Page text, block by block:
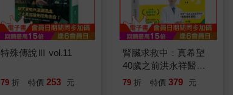
特殊傳說Ⅲ vol.11
79 折 特價 253 元
腎臟求救中：真希望
40歲之前洪永祥醫師
就告訴我這些事
79 折 特價 379 元